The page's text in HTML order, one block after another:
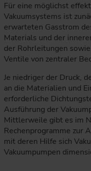
Für eine möglichst
Vakuumsystems ist
erwarteten Gasstrom
Materials und der
der Rohrleitungen
Ventile von zentraler
Je niedriger der Druck,
an die Materialien und
erforderliche
Ausführung der
Mittlerweile gibt es im
Rechenprogramme zur
mit deren Hilfe sich
Vakuumpumpen